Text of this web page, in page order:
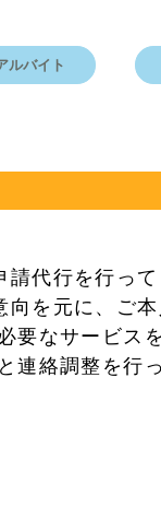
ルバイト
代行を行って
を元に、ご
要なサービス
連絡調整を行